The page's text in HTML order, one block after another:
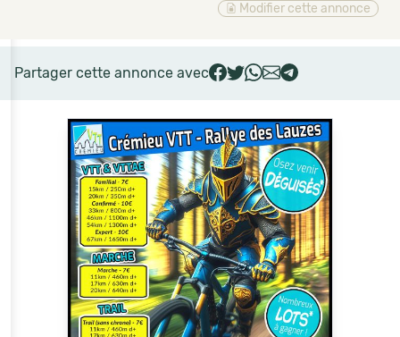
Modifier cette annonce
Partager cette annonce avec